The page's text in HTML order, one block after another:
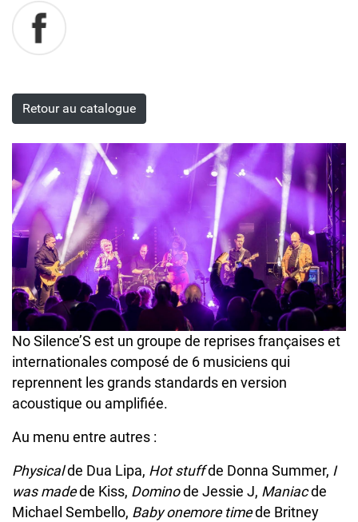
Retour au catalogue
No Silence’S est un groupe de reprises françaises et
internationales composé de 6 musiciens qui
reprennent les grands standards en version
acoustique ou amplifiée.
Au menu entre autres :
Physicalde Dua Lipa, Hot stuffde Donna Summer, I
was madede Kiss, Dominode Jessie J, Maniacde
Michael Sembello, Baby onemore timede Britney